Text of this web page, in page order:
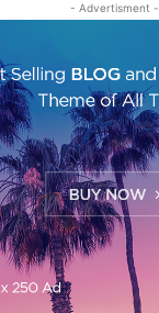
- Advertisment -